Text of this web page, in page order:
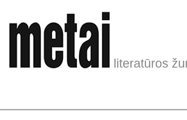
literatūros